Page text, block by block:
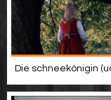
Die schneekönigin